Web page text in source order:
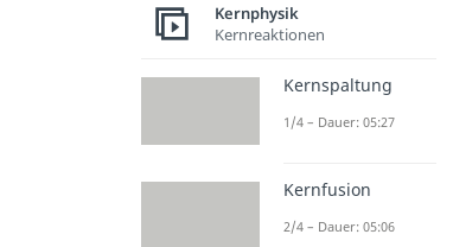
Kernphysik
Kernreaktionen
Kernspaltung
1/4 – Dauer: 05:27
Kernfusion
2/4 – Dauer: 05:06